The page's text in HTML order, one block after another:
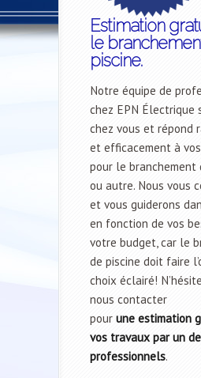
Estimation
le
piscine.
Notre équipe de
chez EPN Électrique
chez vous et répond
et efficacement à vos
pour le branchement
ou autre. Nous vous
et vous guiderons
en fonction de vos
votre budget, car le
de piscine doit faire
choix éclairé!
nous contacter
pour une estimation
vos travaux par un
professionnels.